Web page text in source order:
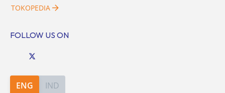
TOKOPEDIA
FOLLOW US ON
ENG IND